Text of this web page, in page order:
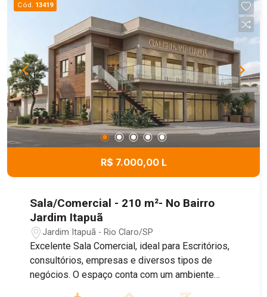
Cód. 13419
R$ 7.000,00 L
Sala/Comercial - 210 m²- No Bairro
Jardim Itapuã
Jardim Itapuã - Rio Claro/SP
Excelente Sala Comercial, ideal para Escritórios,
consultórios, empresas e diversos tipos de
negócios. O espaço conta com um ambiente